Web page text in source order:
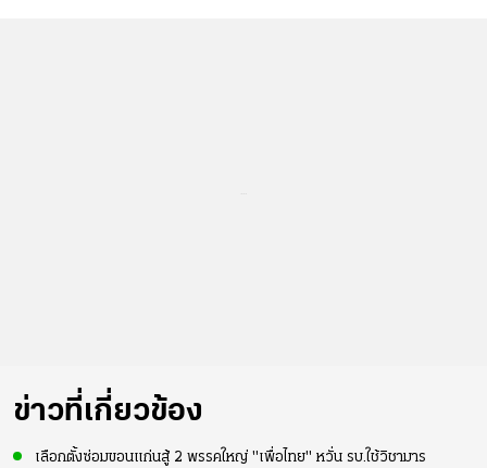
ข่าวที่เกี่ยวข้อง
เลือกตั้งซ่อมขอนแก่นสู้ 2 พรรคใหญ่ "เพื่อไทย" หวั่น รบ.ใช้วิชามาร